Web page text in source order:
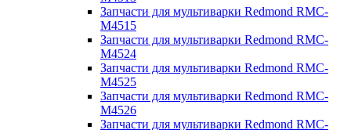
Запчасти для мультиварки Redmond RMC-
M4515
Запчасти для мультиварки Redmond RMC-
M4524
Запчасти для мультиварки Redmond RMC-
M4525
Запчасти для мультиварки Redmond RMC-
M4526
Запчасти для мультиварки Redmond RMC-